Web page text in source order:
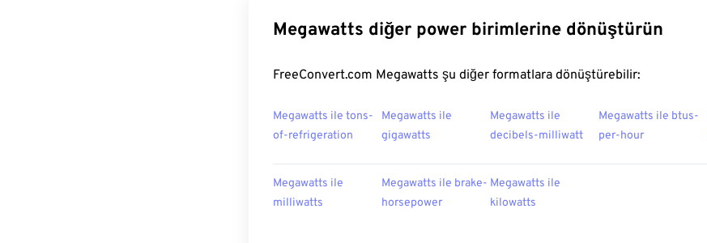
Megawatts diğer power birimlerine dönüştürün
FreeConvert.com Megawatts şu diğer formatlara dönüştürebilir:
Megawatts ile tons-
of-refrigeration
Megawatts ile
gigawatts
Megawatts ile
decibels-milliwatt
Megawatts ile btus-
per-hour
Megawatts ile
milliwatts
Megawatts ile brake-
horsepower
Megawatts ile
kilowatts